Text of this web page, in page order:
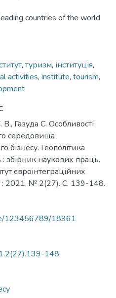
countries of the world
, туризм, інституція,
activities, institute, tourism,
Газуда С. Особливості
середовища
бізнесу. Геополітика
: збірник наукових праць.
євроінтеграційних
2021, № 2(27). С. 139-148.
123456789/18961
148